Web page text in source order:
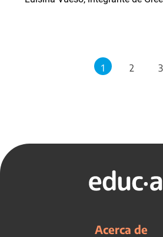
1 2
3
Acerca de